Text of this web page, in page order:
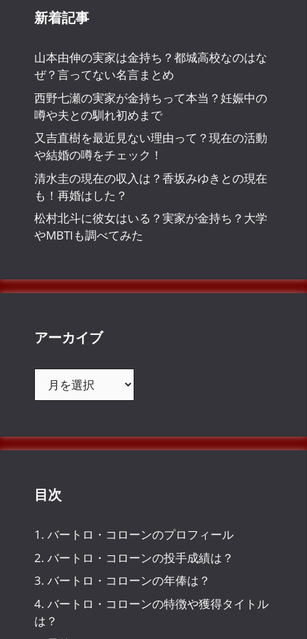
新着記事
山本由伸の実家は金持ち？都城高校なのはな
ぜ？言ってない名言まとめ
西野七瀬の実家が金持ちって本当？妊娠中の
噂や夫との馴れ初めまで
又吉直樹を最近見ない理由って？現在の活動
や結婚の噂をチェック！
清水圭の現在の収入は？香坂みゆきとの現在
も！再婚はした？
松村北斗に彼女はいる？実家が金持ち？大学
やMBTIも調べてみた
アーカイブ
ブ
目次
1. バートロ・コローンのプロフィール
2. バートロ・コローンの投手成績は？
3. バートロ・コローンの年俸は？
4. バートロ・コローンの特徴や獲得タイトル
は？